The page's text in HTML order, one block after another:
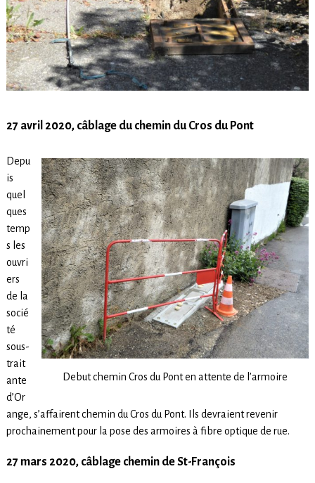
27 avril 2020, câblage du chemin du Cros du Pont
Debut chemin Cros du Pont en attente de l’armoire
Depu
is
quel
ques
temp
s les
ouvri
ers
de la
socié
té
sous-
trait
ante
d’Or
ange, s’affairent chemin du Cros du Pont. Ils devraient revenir
prochainement pour la pose des armoires à fibre optique de rue.
27 mars 2020, câblage chemin de St-François